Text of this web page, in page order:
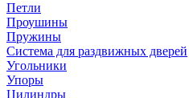
Петли
Проушины
Пружины
Система для раздвижных дверей
Угольники
Упоры
Цилиндры